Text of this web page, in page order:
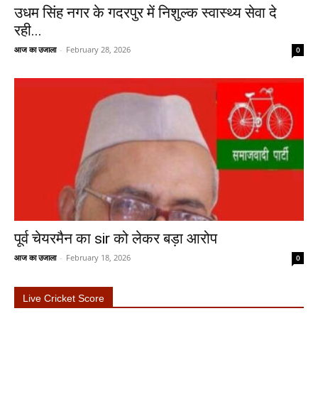
उधम सिंह नगर के गदरपुर में निशुल्क स्वास्थ्य सेवा दे
रही...
आज का उजाला - February 28, 2026 0
पूर्व चेयरमैन का sir को लेकर बड़ा आरोप
आज का उजाला - February 18, 2026 0
Live Cricket Score